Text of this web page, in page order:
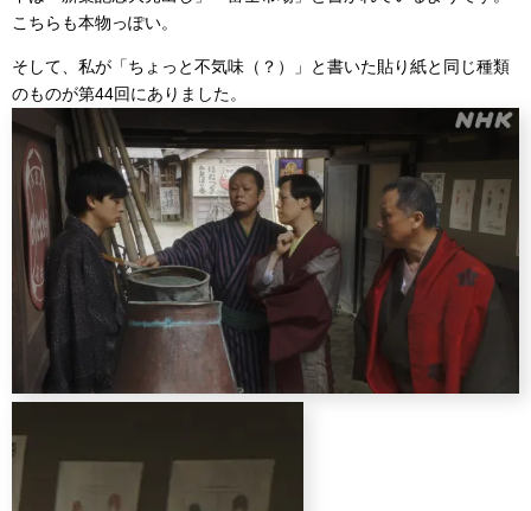
こちらも本物っぽい。
そして、私が「ちょっと不気味（？）」と書いた貼り紙と同じ種類
のものが第44回にありました。